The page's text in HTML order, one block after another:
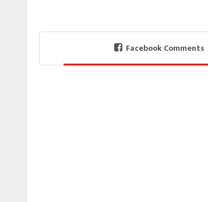
Facebook Comments